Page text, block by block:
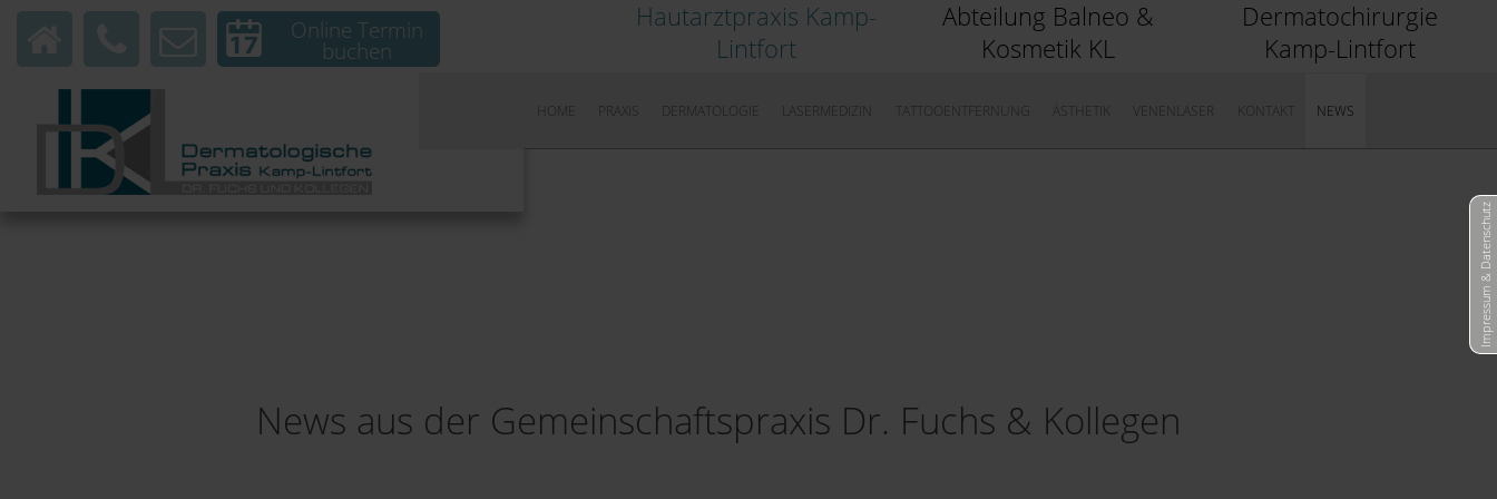
Impressum & Datenschutz
Online Termin
buchen
Hautarztpraxis Kamp-
Lintfort
Abteilung Balneo &
Kosmetik KL
Dermatochirurgie
Kamp-Lintfort
HOME PRAXIS DERMATOLOGIE LASERMEDIZIN TATTOOENTFERNUNG ÄSTHETIK VENENLASER KONTAKT NEWS
News aus der Gemeinschaftspraxis Dr. Fuchs & Kollegen